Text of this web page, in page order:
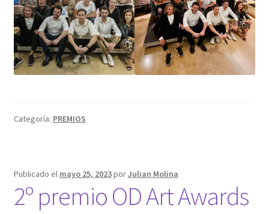
Categoría: PREMIOS
Publicado el mayo 25, 2023porJulian Molina
2º premio OD Art Awards